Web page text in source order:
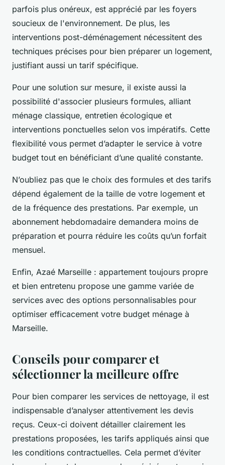
parfois plus onéreux, est apprécié par les foyers
soucieux de l'environnement. De plus, les
interventions post-déménagement nécessitent des
techniques précises pour bien préparer un logement,
justifiant aussi un tarif spécifique.
Pour une solution sur mesure, il existe aussi la
possibilité d'associer plusieurs formules, alliant
ménage classique, entretien écologique et
interventions ponctuelles selon vos impératifs. Cette
flexibilité vous permet d’adapter le service à votre
budget tout en bénéficiant d’une qualité constante.
N’oubliez pas que le choix des formules et des tarifs
dépend également de la taille de votre logement et
de la fréquence des prestations. Par exemple, un
abonnement hebdomadaire demandera moins de
préparation et pourra réduire les coûts qu’un forfait
mensuel.
Enfin, Azaé Marseille : appartement toujours propre
et bien entretenu propose une gamme variée de
services avec des options personnalisables pour
optimiser efficacement votre budget ménage à
Marseille.
Conseils pour comparer et
sélectionner la meilleure offre
Pour bien comparer les services de nettoyage, il est
indispensable d’analyser attentivement les devis
reçus. Ceux-ci doivent détailler clairement les
prestations proposées, les tarifs appliqués ainsi que
les conditions contractuelles. Cela permet d’éviter